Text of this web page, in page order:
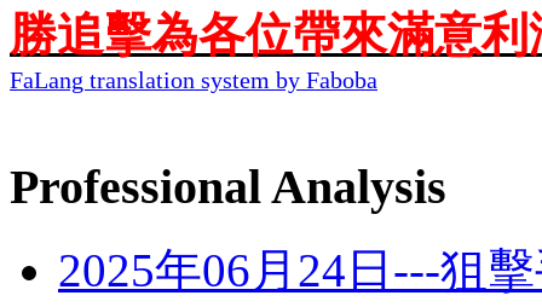
勝追擊為各位帶來滿意利
FaLang translation system by Faboba
Professional Analysis
2025年06月24日---狙